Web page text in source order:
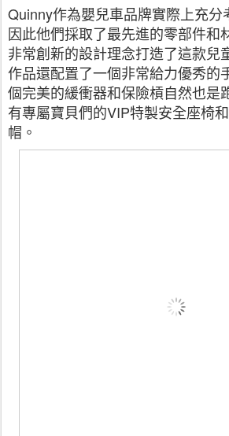
Quinny作為嬰兒車品牌實際上充分
因此他們採取了最先進的零部件和
非常創新的設計理念打造了這款兒
作品還配置了一個非常給力優秀的
個完美的緩衝器和保險槓自然也是
有專屬寶貝們的VIP特製安全座椅
帽。